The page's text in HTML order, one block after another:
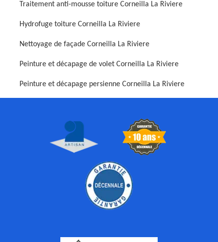
Traitement anti-mousse toiture Corneilla La Riviere
Hydrofuge toiture Corneilla La Riviere
Nettoyage de façade Corneilla La Riviere
Peinture et décapage de volet Corneilla La Riviere
Peinture et décapage persienne Corneilla La Riviere